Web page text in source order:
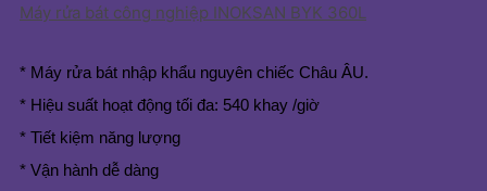
Máy rửa bát công nghiệp INOKSAN BYK 360L
* Máy rửa bát nhập khẩu nguyên chiếc Châu ÂU.
* Hiệu suất hoạt động tối đa: 540 khay /giờ
* Tiết kiệm năng lượng
* Vận hành dễ dàng